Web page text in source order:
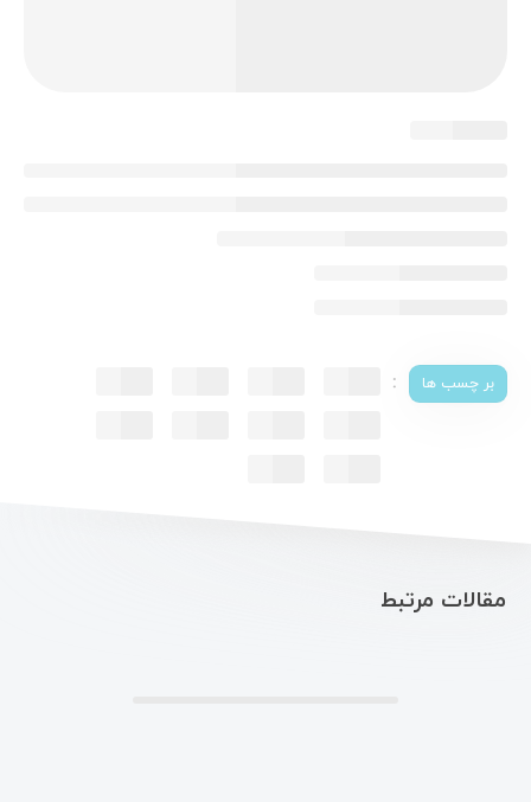
بر چسب ها :
مقالات مرتبط